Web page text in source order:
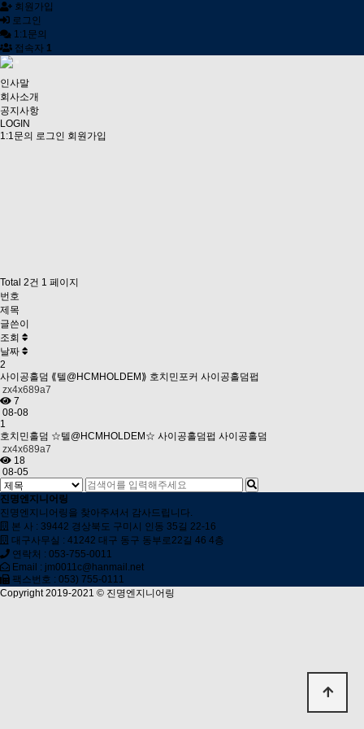
회원가입
로그인
1:1문의
접속자 1
인사말
회사소개
공지사항
LOGIN
1:1문의 로그인 회원가입
Total 2건 1 페이지
번호
제목
글쓴이
조회
날짜
2
사이공홀덤 ⟪텔@HCMHOLDEM⟫ 호치민포커 사이공홀덤펍
zx4x689a7
7
08-08
1
호치민홀덤 ☆텔@HCMHOLDEM☆ 사이공홀덤펍 사이공홀덤
zx4x689a7
18
08-05
진명엔지니어링
진명엔지니어링을 찾아주셔서 감사드립니다.
본 사 : 39442 경상북도 구미시 인동 35길 22-16
대구사무실 : 41242 대구 동구 동부로22길 46 4층
연락처 : 053-755-0011
Email : jm0011c@hanmail.net
팩스번호 : 053) 755-0111
Copyright 2019-2021 © 진명엔지니어링